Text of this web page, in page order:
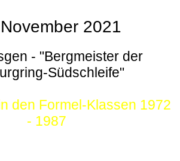
2021
- "Bergmeister der
Südschleife"
den Formel-Klassen 1972
- 1987